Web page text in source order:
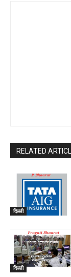
RELATED
दिल्ली
दिल्ली